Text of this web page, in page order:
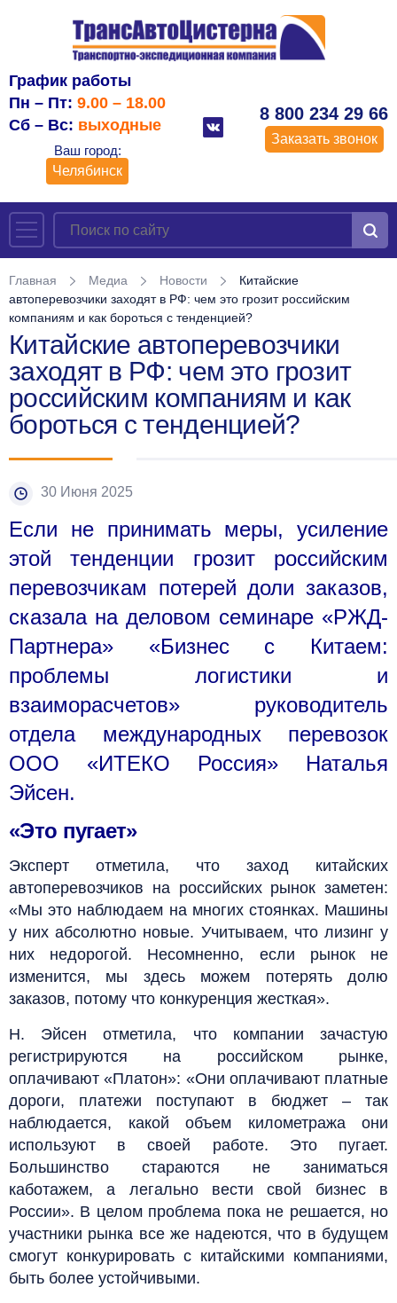
График работы
Пн – Пт: 9.00 – 18.00
Сб – Вс: выходные
Ваш город:
Челябинск
8 800 234 29 66
Заказать звонок
Главная Медиа Новости
Китайские
автоперевозчики заходят в РФ: чем это грозит российским
компаниям и как бороться с тенденцией?
Китайские автоперевозчики
заходят в РФ: чем это грозит
российским компаниям и как
бороться с тенденцией?
30 Июня 2025
Если не принимать меры, усиление
этой тенденции грозит российским
перевозчикам потерей доли заказов,
сказала на деловом семинаре «РЖД-
Партнера» «Бизнес с Китаем:
проблемы логистики и
взаиморасчетов» руководитель
отдела международных перевозок
ООО «ИТЕКО Россия» Наталья
Эйсен.
«Это пугает»
Эксперт отметила, что заход китайских
автоперевозчиков на российских рынок заметен:
«Мы это наблюдаем на многих стоянках. Машины
у них абсолютно новые. Учитываем, что лизинг у
них недорогой. Несомненно, если рынок не
изменится, мы здесь можем потерять долю
заказов, потому что конкуренция жесткая».
Н. Эйсен отметила, что компании зачастую
регистрируются на российском рынке,
оплачивают «Платон»: «Они оплачивают платные
дороги, платежи поступают в бюджет – так
наблюдается, какой объем километража они
используют в своей работе. Это пугает.
Большинство стараются не заниматься
каботажем, а легально вести свой бизнес в
России». В целом проблема пока не решается, но
участники рынка все же надеются, что в будущем
смогут конкурировать с китайскими компаниями,
быть более устойчивыми.